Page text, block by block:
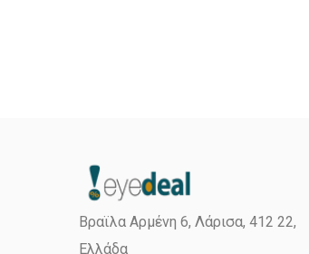
Βραϊλα Αρμένη 6, Λάρισα, 412 22,
Ελλάδα